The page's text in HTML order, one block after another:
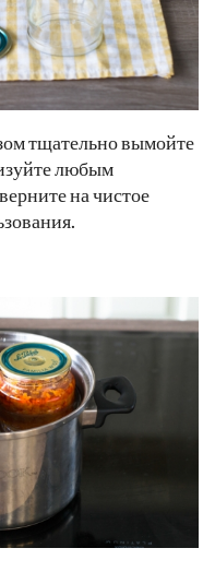
тщательно вымойте
любым
на чистое